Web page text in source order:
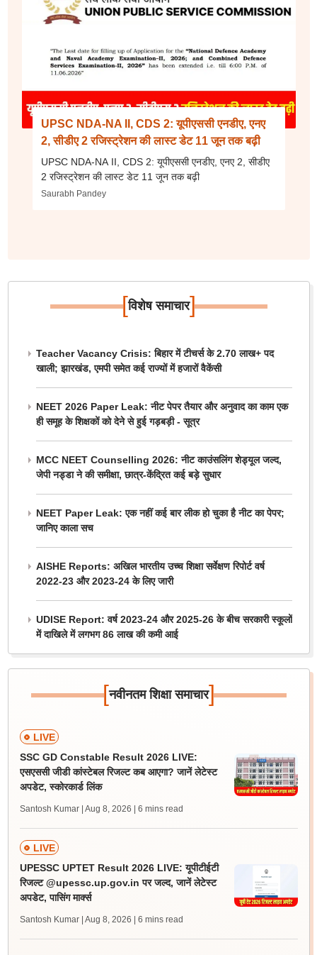
UPSC NDA-NA II, CDS 2: यूपीएससी एनडीए, एनए
2, सीडीए 2 रजिस्ट्रेशन की लास्ट डेट 11 जून तक बढ़ी
UPSC NDA-NA II, CDS 2: यूपीएससी एनडीए, एनए 2, सीडीए
2 रजिस्ट्रेशन की लास्ट डेट 11 जून तक बढ़ी
Saurabh Pandey
[विशेष समाचार]
Teacher Vacancy Crisis: बिहार में टीचर्स के 2.70 लाख+ पद
खाली; झारखंड, एमपी समेत कई राज्यों में हजारों वैकेंसी
NEET 2026 Paper Leak: नीट पेपर तैयार और अनुवाद का काम एक
ही समूह के शिक्षकों को देने से हुई गड़बड़ी - सूत्र
MCC NEET Counselling 2026: नीट काउंसलिंग शेड्यूल जल्द,
जेपी नड्डा ने की समीक्षा, छात्र-केंद्रित कई बड़े सुधार
NEET Paper Leak: एक नहीं कई बार लीक हो चुका है नीट का पेपर;
जानिए काला सच
AISHE Reports: अखिल भारतीय उच्च शिक्षा सर्वेक्षण रिपोर्ट वर्ष
2022-23 और 2023-24 के लिए जारी
UDISE Report: वर्ष 2023-24 और 2025-26 के बीच सरकारी स्कूलों
में दाखिले में लगभग 86 लाख की कमी आई
[नवीनतम शिक्षा समाचार]
LIVE
SSC GD Constable Result 2026 LIVE:
एसएससी जीडी कांस्टेबल रिजल्ट कब आएगा? जानें लेटेस्ट
अपडेट, स्कोरकार्ड लिंक
Santosh Kumar | Aug 8, 2026 | 6 mins read
LIVE
UPESSC UPTET Result 2026 LIVE: यूपीटीईटी
रिजल्ट @upessc.up.gov.in पर जल्द, जानें लेटेस्ट
अपडेट, पासिंग मार्क्स
Santosh Kumar | Aug 8, 2026 | 6 mins read